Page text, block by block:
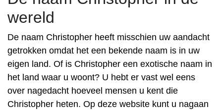
wereld
De naam Christopher heeft misschien uw aandacht
getrokken omdat het een bekende naam is in uw
eigen land. Of is Christopher een exotische naam in
het land waar u woont? U hebt er vast wel eens
over nagedacht hoeveel mensen u kent die
Christopher heten. Op deze website kunt u nagaan